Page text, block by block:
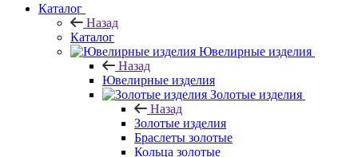
Каталог
Назад
Каталог
Ювелирные изделия
Назад
Ювелирные изделия
Золотые изделия
Назад
Золотые изделия
Браслеты золотые
Кольца золотые